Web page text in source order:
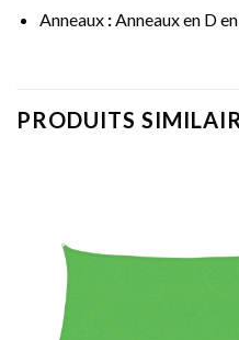
Anneaux:Anneaux en D
PRODUITS